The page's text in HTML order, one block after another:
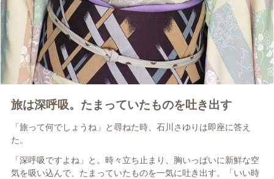
旅は深呼吸。たまっていたものを吐き出す
「旅って何でしょうね」と尋ねた時、石川さゆりは即座に答え
た。
「深呼吸ですよね」と。時々立ち止まり、胸いっぱいに新鮮な空
気を吸い込んで、たまっていたものを一気に吐き出す。「いい時